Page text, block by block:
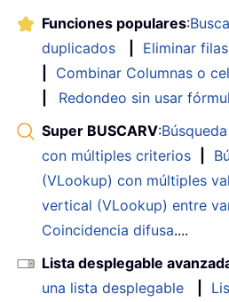
Funciones populares:
duplicados
Eliminar
Combinar Columnas o
Redondeo sin usar
Super BUSCARV:
con múltiples criterios
(VLookup) con múltiples
vertical (VLookup) entre
Coincidencia difusa....
Lista desplegable
una lista desplegable